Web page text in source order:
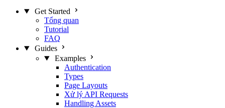
Get Started
Tổng quan
Tutorial
FAQ
Guides
Examples
Authentication
Types
Page Layouts
Xử lý API Requests
Handling Assets